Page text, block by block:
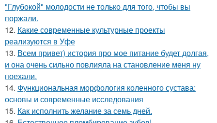
"Глубокой" молодости не только для того, чтобы вы
поржали.
12. Какие современные культурные проекты
реализуются в Уфе
13. Всем привет) история про мое питание будет долгая,
и она очень сильно повлияла на становление меня ну
поехали.
14. Функциональная морфология коленного сустава:
основы и современные исследования
15. Как исполнить желание за семь дней.